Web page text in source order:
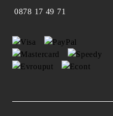
0878 17 49 71